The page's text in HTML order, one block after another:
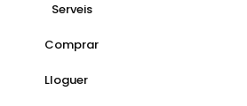
Serveis
Comprar
Lloguer